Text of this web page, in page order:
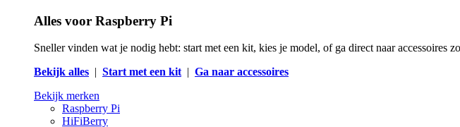
Alles voor Raspberry Pi
Sneller vinden wat je nodig hebt: start met een kit, kies je model, of ga direct naar accessoires
Bekijk alles | Start met een kit| Ga naar accessoires
Bekijk merken
Raspberry Pi
HiFiBerry